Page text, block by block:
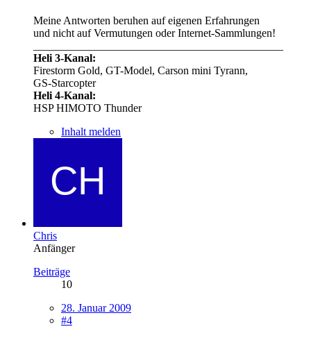
Meine Antworten beruhen auf eigenen Erfahrungen
und nicht auf Vermutungen oder Internet-Sammlungen!
Heli 3-Kanal:
Firestorm Gold, GT-Model, Carson mini Tyrann,
GS-Starcopter
Heli 4-Kanal:
HSP HIMOTO Thunder
Inhalt melden
Chris
Anfänger
Beiträge
10
28. Januar 2009
#4